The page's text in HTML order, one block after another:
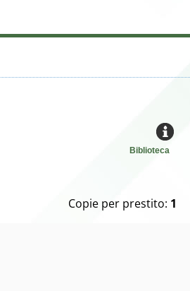
Biblioteca
Copie per prestito: 1